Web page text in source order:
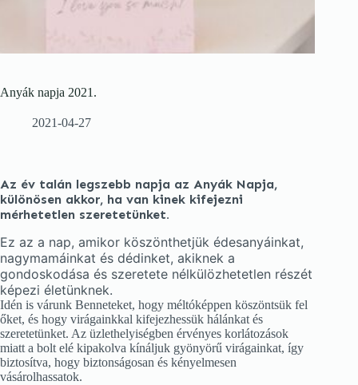
Anyák napja 2021.
2021-04-27
Az év talán legszebb napja az Anyák Napja,
különösen akkor, ha van kinek kifejezni
mérhetetlen szeretetünket.
Ez az a nap, amikor köszönthetjük édesanyáinkat,
nagymamáinkat és dédinket, akiknek a
gondoskodása és szeretete nélkülözhetetlen részét
képezi életünknek.
Idén is várunk Benneteket, hogy méltóképpen köszöntsük fel
őket, és hogy virágainkkal kifejezhessük hálánkat és
szeretetünket. Az üzlethelyiségben érvényes korlátozások
miatt a bolt elé kipakolva kínáljuk gyönyörű virágainkat, így
biztosítva, hogy biztonságosan és kényelmesen
vásárolhassatok.